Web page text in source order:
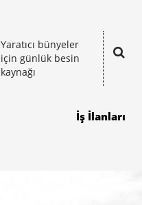
Yaratıcı bünyeler
için günlük besin
kaynağı
İş İlanları